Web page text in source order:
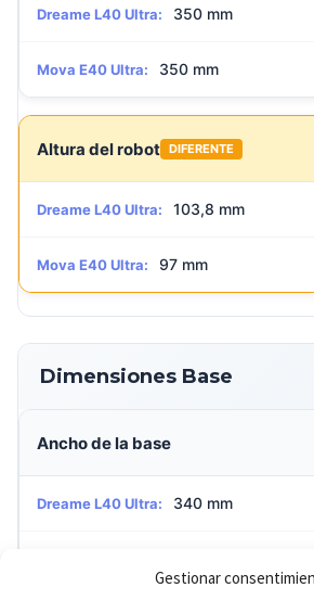
Gestionar
Dreame L40 Ultra: 350 mm
Mova E40 Ultra: 350 mm
Altura del robot DIFERENTE
Dreame L40 Ultra: 103,8 mm
Mova E40 Ultra: 97 mm
Dimensiones Base
Ancho de la base
Dreame L40 Ultra: 340 mm